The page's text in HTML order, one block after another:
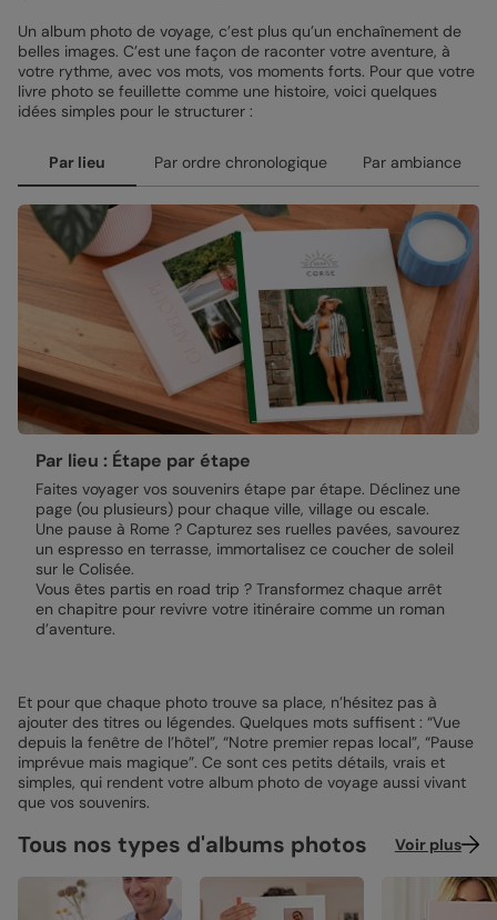
Un album photo de voyage, c’est plus qu’un enchaînement de
belles images. C’est une façon de raconter votre aventure, à
votre rythme, avec vos mots, vos moments forts. Pour que votre
livre photo se feuillette comme une histoire, voici quelques
idées simples pour le structurer :
Par lieu Par ordre chronologique Par ambiance
Par lieu : Étape par étape
Faites voyager vos souvenirs étape par étape. Déclinez une
page (ou plusieurs) pour chaque ville, village ou escale.
Une pause à Rome ? Capturez ses ruelles pavées, savourez
un espresso en terrasse, immortalisez ce coucher de soleil
sur le Colisée.
Vous êtes partis en road trip ? Transformez chaque arrêt
en chapitre pour revivre votre itinéraire comme un roman
d’aventure.
Et pour que chaque photo trouve sa place, n’hésitez pas à
ajouter des titres ou légendes. Quelques mots suffisent : “Vue
depuis la fenêtre de l’hôtel”, “Notre premier repas local”, “Pause
imprévue mais magique”. Ce sont ces petits détails, vrais et
simples, qui rendent votre album photo de voyage aussi vivant
que vos souvenirs.
Tous nos types d'albums photos Voir plus